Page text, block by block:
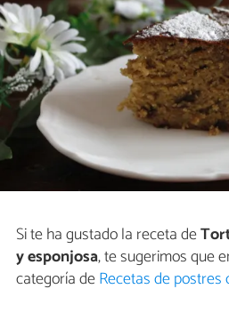
Si te ha gustado la receta de
y esponjosa, te sugerimos que
categoría deRecetas de postres